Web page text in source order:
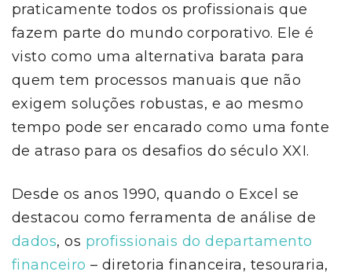
praticamente todos os profissionais que
fazem parte do mundo corporativo. Ele é
visto como uma alternativa barata para
quem tem processos manuais que não
exigem soluções robustas, e ao mesmo
tempo pode ser encarado como uma fonte
de atraso para os desafios do século XXI.
Desde os anos 1990, quando o Excel se
destacou como ferramenta de análise de
dados, os profissionais do departamento
financeiro – diretoria financeira, tesouraria,